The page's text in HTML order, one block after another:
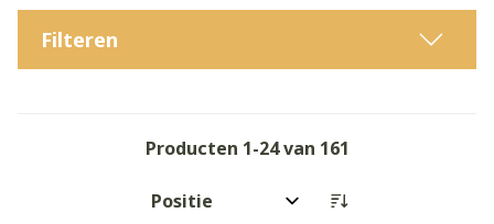
Filteren
Producten 1-24van 161
Sorteer op: